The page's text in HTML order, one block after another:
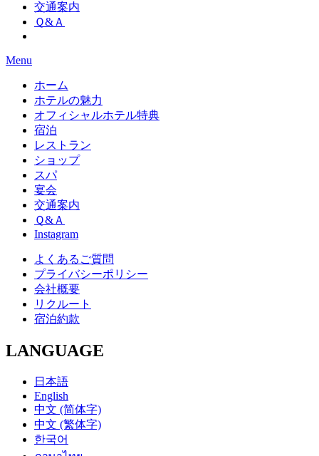
交通案内
Ｑ&Ａ
Menu
ホーム
ホテルの魅力
オフィシャルホテル特典
宿泊
レストラン
ショップ
スパ
宴会
交通案内
Ｑ&Ａ
Instagram
よくあるご質問
プライバシーポリシー
会社概要
リクルート
宿泊約款
LANGUAGE
日本語
English
中文 (简体字)
中文 (繁体字)
한국어